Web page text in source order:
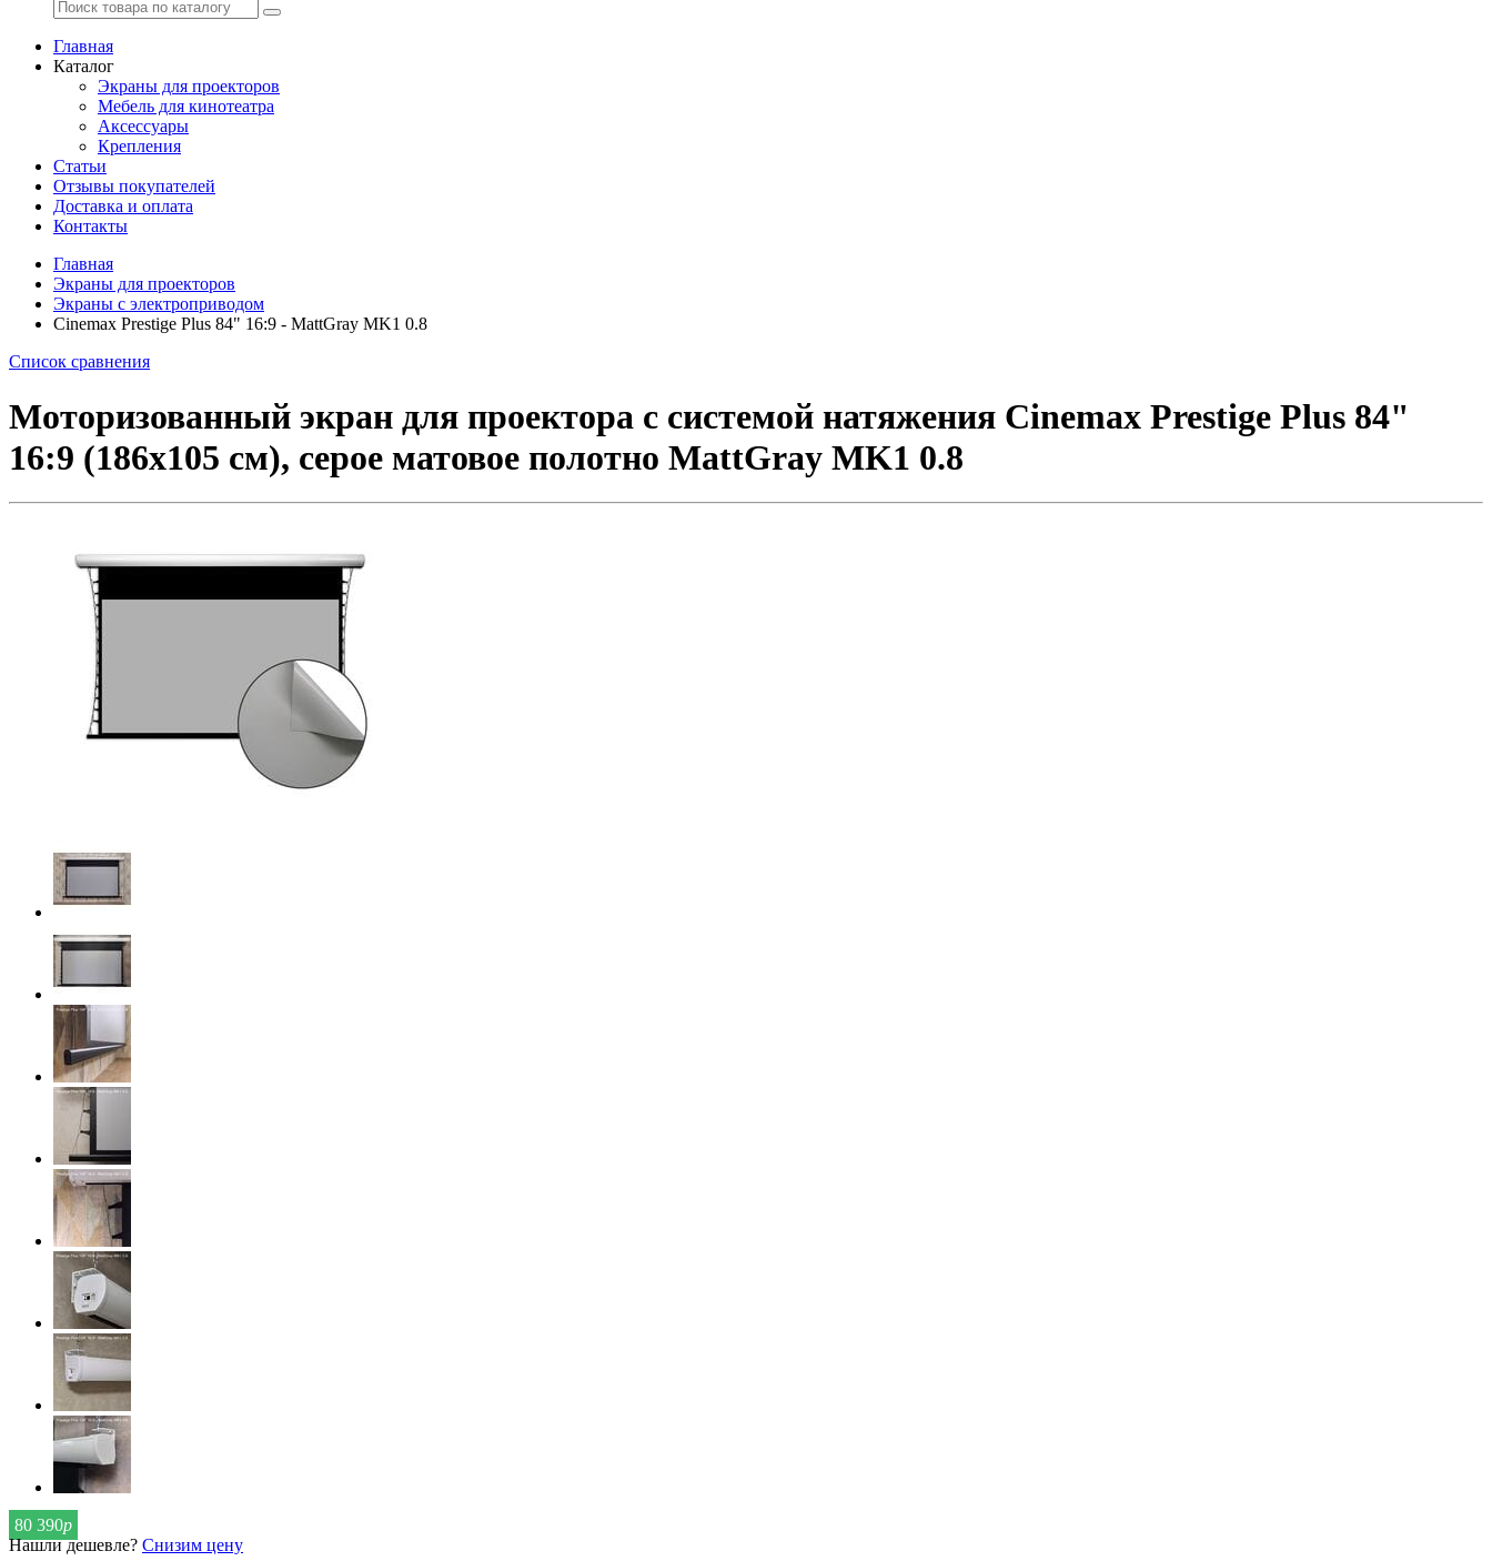
Главная
Каталог
Экраны для проекторов
Mебель для кинотеатра
Аксессуары
Крепления
Статьи
Отзывы покупателей
Доставка и оплата
Контакты
Главная
Экраны для проекторов
Экраны с электроприводом
Cinemax Prestige Plus 84" 16:9 - MattGray MK1 0.8
Список сравнения
Моторизованный экран для проектора с системой натяжения Cinemax Prestige Plus 84"
16:9 (186x105 см), серое матовое полотно MattGray MK1 0.8
80 390р
Нашли дешевле? Снизим цену